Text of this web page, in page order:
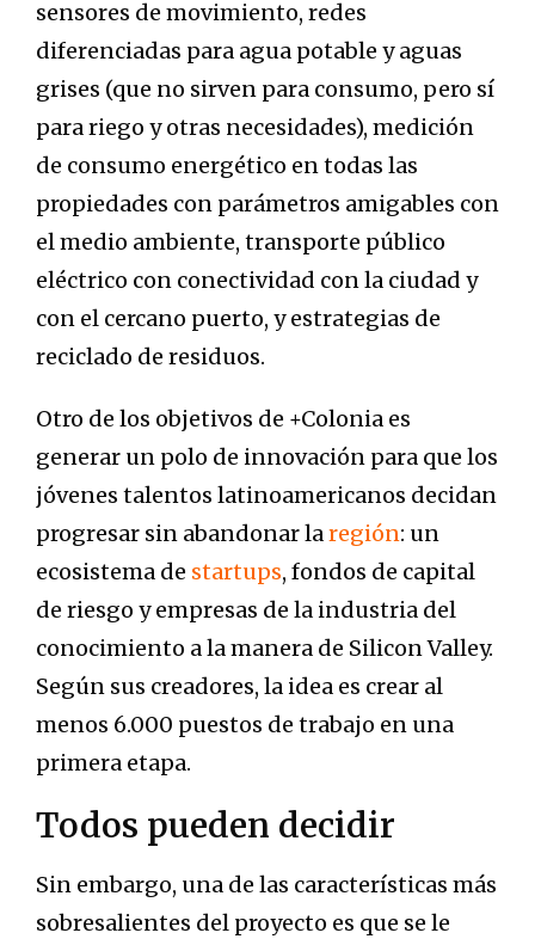
sensores de movimiento, redes
diferenciadas para agua potable y aguas
grises (que no sirven para consumo, pero sí
para riego y otras necesidades), medición
de consumo energético en todas las
propiedades con parámetros amigables con
el medio ambiente, transporte público
eléctrico con conectividad con la ciudad y
con el cercano puerto, y estrategias de
reciclado de residuos.
Otro de los objetivos de +Colonia es
generar un polo de innovación para que los
jóvenes talentos latinoamericanos decidan
progresar sin abandonar laregión: un
ecosistema de startups, fondos de capital
de riesgo y empresas de la industria del
conocimiento a la manera de Silicon Valley.
Según sus creadores, la idea es crear al
menos 6.000 puestos de trabajo en una
primera etapa.
Todos pueden decidir
Sin embargo, una de las características más
sobresalientes del proyecto es que se le